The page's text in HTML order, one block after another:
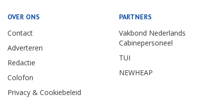
OVER ONS
Contact
Adverteren
Redactie
Colofon
Privacy & Cookiebeleid
PARTNERS
Vakbond Nederlands
Cabinepersoneel
TUI
NEWHEAP